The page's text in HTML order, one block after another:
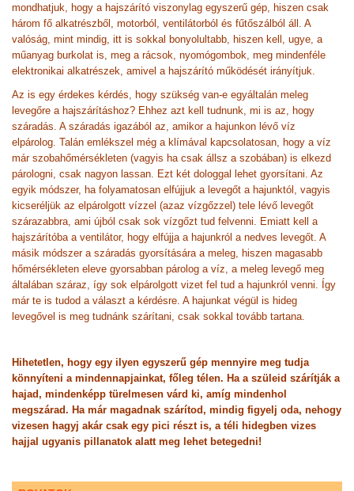
mondhatjuk, hogy a hajszárító viszonylag egyszerű gép, hiszen csak
három fő alkatrészből, motorból, ventilátorból és fűtőszálból áll. A
valóság, mint mindig, itt is sokkal bonyolultabb, hiszen kell, ugye, a
műanyag burkolat is, meg a rácsok, nyomógombok, meg mindenféle
elektronikai alkatrészek, amivel a hajszárító működését irányítjuk.
Az is egy érdekes kérdés, hogy szükség van-e egyáltalán meleg
levegőre a hajszárításhoz? Ehhez azt kell tudnunk, mi is az, hogy
száradás. A száradás igazából az, amikor a hajunkon lévő víz
elpárolog. Talán emlékszel még a klímával kapcsolatosan, hogy a víz
már szobahőmérsékleten (vagyis ha csak állsz a szobában) is elkezd
párologni, csak nagyon lassan. Ezt két dologgal lehet gyorsítani. Az
egyik módszer, ha folyamatosan elfújjuk a levegőt a hajunktól, vagyis
kicseréljük az elpárolgott vízzel (azaz vízgőzzel) tele lévő levegőt
szárazabbra, ami újból csak sok vízgőzt tud felvenni. Emiatt kell a
hajszárítóba a ventilátor, hogy elfújja a hajunkról a nedves levegőt. A
másik módszer a száradás gyorsítására a meleg, hiszen magasabb
hőmérsékleten eleve gyorsabban párolog a víz, a meleg levegő meg
általában száraz, így sok elpárolgott vizet fel tud a hajunkról venni. Így
már te is tudod a választ a kérdésre. A hajunkat végül is hideg
levegővel is meg tudnánk szárítani, csak sokkal tovább tartana.
Hihetetlen, hogy egy ilyen egyszerű gép mennyire meg tudja
könnyíteni a mindennapjainkat, főleg télen. Ha a szüleid szárítják a
hajad, mindenképp türelmesen várd ki, amíg mindenhol
megszárad. Ha már magadnak szárítod, mindig figyelj oda, nehogy
vizesen hagyj akár csak egy pici részt is, a téli hidegben vizes
hajjal ugyanis pillanatok alatt meg lehet betegedni!